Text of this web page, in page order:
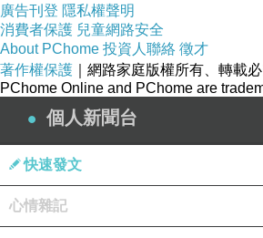
廣告刊登 隱私權聲明
消費者保護 兒童網路安全
About PChome 投資人聯絡 徵才
著作權保護 ｜網路家庭版權所有、轉載
PChome Online and PChome are
個人新聞台
快速發文
心情雜記